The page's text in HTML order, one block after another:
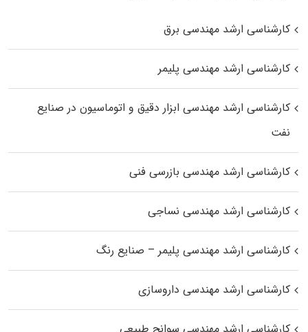
کارشناسی ارشد مهندسی برق
کارشناسی ارشد مهندسی پلیمر
کارشناسی ارشد مهندسی ابزار دقیق و اتوماسیون در صنایع
نفت
کارشناسی ارشد مهندسی بازرسی فنی
کارشناسی ارشد مهندسی نساجی
کارشناسی ارشد مهندسی پلیمر – صنایع رنگ
کارشناسی ارشد مهندسی داروسازی